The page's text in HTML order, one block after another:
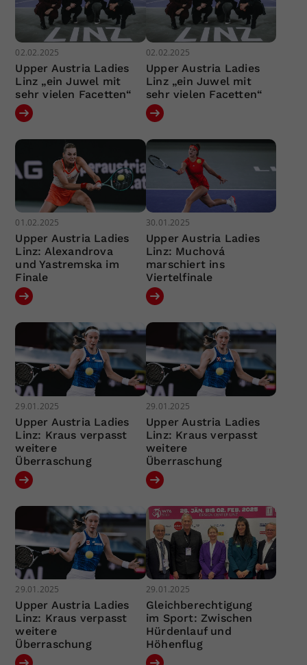
02.02.2025
Upper Austria Ladies
Linz „ein Juwel mit
sehr vielen Facetten“
02.02.2025
Upper Austria Ladies
Linz „ein Juwel mit
sehr vielen Facetten“
01.02.2025
Upper Austria Ladies
Linz: Alexandrova
und Yastremska im
Finale
30.01.2025
Upper Austria Ladies
Linz: Muchová
marschiert ins
Viertelfinale
29.01.2025
Upper Austria Ladies
Linz: Kraus verpasst
weitere
Überraschung
29.01.2025
Upper Austria Ladies
Linz: Kraus verpasst
weitere
Überraschung
29.01.2025
Upper Austria Ladies
Linz: Kraus verpasst
weitere
Überraschung
29.01.2025
Gleichberechtigung
im Sport: Zwischen
Hürdenlauf und
Höhenflug